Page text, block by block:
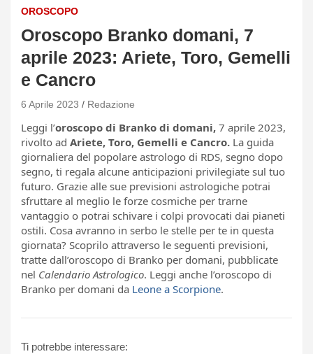
OROSCOPO
Oroscopo Branko domani, 7
aprile 2023: Ariete, Toro, Gemelli
e Cancro
6 Aprile 2023 Redazione
Leggi l’oroscopo di Branko di domani, 7 aprile 2023,
rivolto ad Ariete, Toro, Gemelli e Cancro. La guida
giornaliera del popolare astrologo di RDS, segno dopo
segno, ti regala alcune anticipazioni privilegiate sul tuo
futuro. Grazie alle sue previsioni astrologiche potrai
sfruttare al meglio le forze cosmiche per trarne
vantaggio o potrai schivare i colpi provocati dai pianeti
ostili. Cosa avranno in serbo le stelle per te in questa
giornata? Scoprilo attraverso le seguenti previsioni,
tratte dall’oroscopo di Branko per domani, pubblicate
nel Calendario Astrologico. Leggi anche l’oroscopo di
Branko per domani da Leone a Scorpione.
Ti potrebbe interessare: